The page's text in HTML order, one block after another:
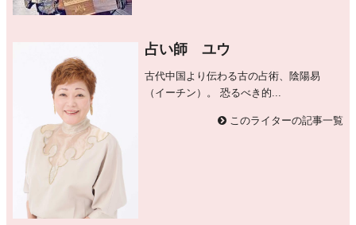
占い師 ユウ
古代中国より伝わる古の占術、陰陽易
（イーチン）。 恐るべき的...
このライターの記事一覧